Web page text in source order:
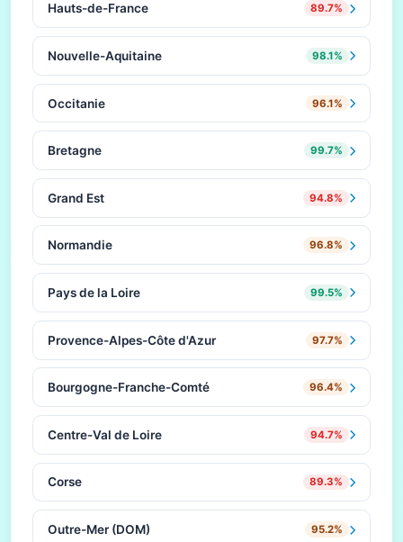
Hauts-de-France 89.7%
Nouvelle-Aquitaine 98.1%
Occitanie 96.1%
Bretagne 99.7%
Grand Est 94.8%
Normandie 96.8%
Pays de la Loire 99.5%
Provence-Alpes-Côte d'Azur 97.7%
Bourgogne-Franche-Comté 96.4%
Centre-Val de Loire 94.7%
Corse 89.3%
Outre-Mer (DOM) 95.2%